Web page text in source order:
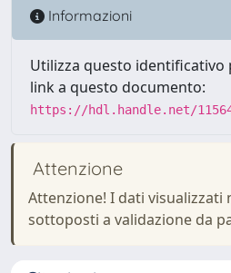
Informazioni
Utilizza questo identificativo
link a questo documento:
https://hdl.handle.net/
Attenzione
Attenzione! I dati visualizzati
sottoposti a validazione da